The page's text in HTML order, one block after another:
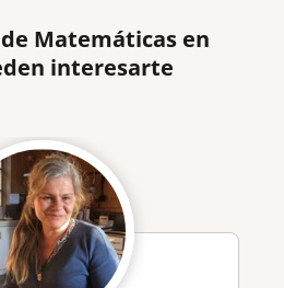
Matemáticas en
interesarte